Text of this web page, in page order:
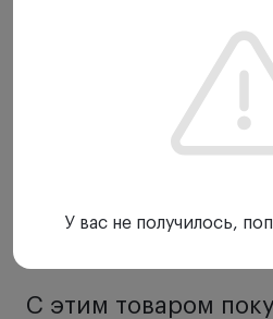
С этим товаром
У вас не получилось,